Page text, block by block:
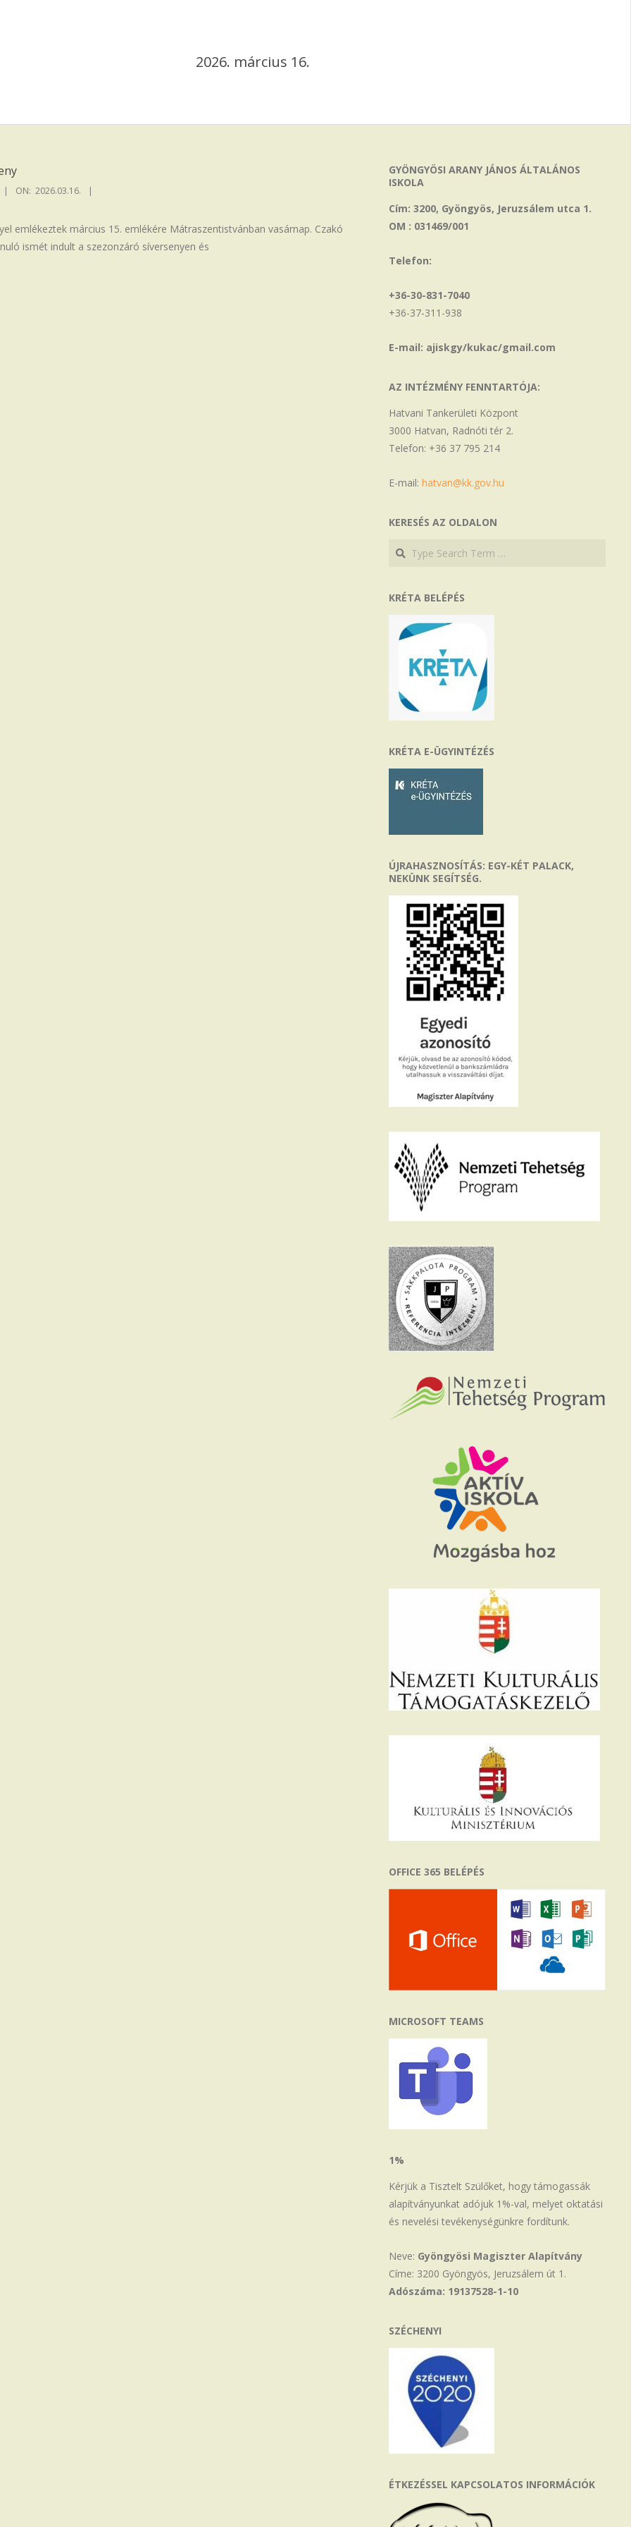
2026. március 16.
ON: 2026.03.16.
emlékeztek március 15. emlékére Mátraszentistvánban vasárnap. Czakó
ismét indult a szezonzáró síversenyen és
GYÖNGYÖSI ARANY JÁNOS ÁLTALÁNOS
ISKOLA
Cím: 3200, Gyöngyös, Jeruzsálem utca 1.
OM : 031469/001
Telefon:
+36-30-831-7040
+36-37-311-938
E-mail: ajiskgy/kukac/gmail.com
AZ INTÉZMÉNY FENNTARTÓJA:
Hatvani Tankerületi Központ
3000 Hatvan, Radnóti tér 2.
Telefon: +36 37 795 214
E-mail:hatvan@kk.gov.hu
KERESÉS AZ OLDALON
Search
Search
KRÉTA BELÉPÉS
KRÉTA E-ÜGYINTÉZÉS
ÚJRAHASZNOSÍTÁS: EGY-KÉT PALACK,
NEKÜNK SEGÍTSÉG.
OFFICE 365 BELÉPÉS
MICROSOFT TEAMS
1%
Kérjük a Tisztelt Szülőket, hogy támogassák
alapítványunkat adójuk 1%-val, melyet oktatási
és nevelési tevékenységünkre fordítunk.
Neve: Gyöngyösi Magiszter Alapítvány
Címe: 3200 Gyöngyös, Jeruzsálem út 1.
Adószáma: 19137528-1-10
SZÉCHENYI
ÉTKEZÉSSEL KAPCSOLATOS INFORMÁCIÓK